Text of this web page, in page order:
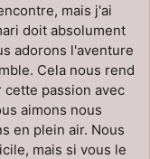
mais j'ai
doit absolument
adorons l'aventure
Cela nous rend
passion avec
aimons nous
en plein air. Nous
mais si vous le